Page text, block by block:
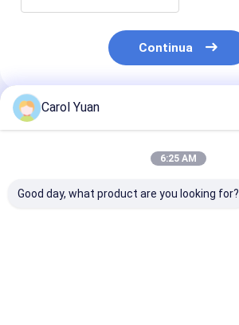
Continua
Prodotti Raccomandati
Carol Yuan
6:25 AM
Good day, what product are you looking for?